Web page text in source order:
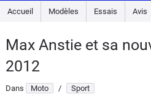
Essais
Equipement
Accueil Modèles Essais Avis
Max Anstie et sa
2012
Dans Moto /
Sport